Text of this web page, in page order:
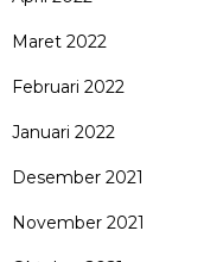
Maret 2022
Februari 2022
Januari 2022
Desember 2021
November 2021